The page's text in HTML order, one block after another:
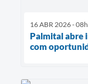
16 ABR 2026 -
Palmital abre
com